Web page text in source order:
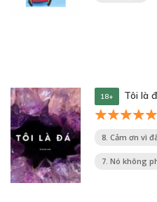
18+ Tôi là
8. Cảm ơn vì
7. Nó không